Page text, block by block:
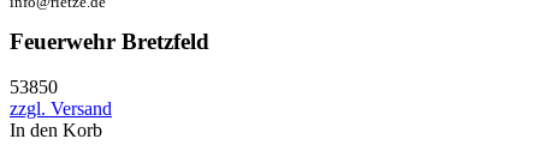
Feuerwehr Bretzfeld
53850
zzgl. Versand
In den Korb